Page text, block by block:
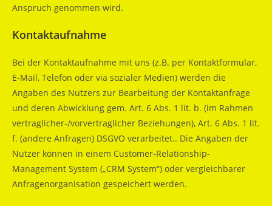
Anspruch genommen wird.
Kontaktaufnahme
Bei der Kontaktaufnahme mit uns (z.B. per Kontaktformular,
E-Mail, Telefon oder via sozialer Medien) werden die
Angaben des Nutzers zur Bearbeitung der Kontaktanfrage
und deren Abwicklung gem. Art. 6 Abs. 1 lit. b. (im Rahmen
vertraglicher-/vorvertraglicher Beziehungen), Art. 6 Abs. 1 lit.
f. (andere Anfragen) DSGVO verarbeitet.. Die Angaben der
Nutzer können in einem Customer-Relationship-
Management System („CRM System“) oder vergleichbarer
Anfragenorganisation gespeichert werden.